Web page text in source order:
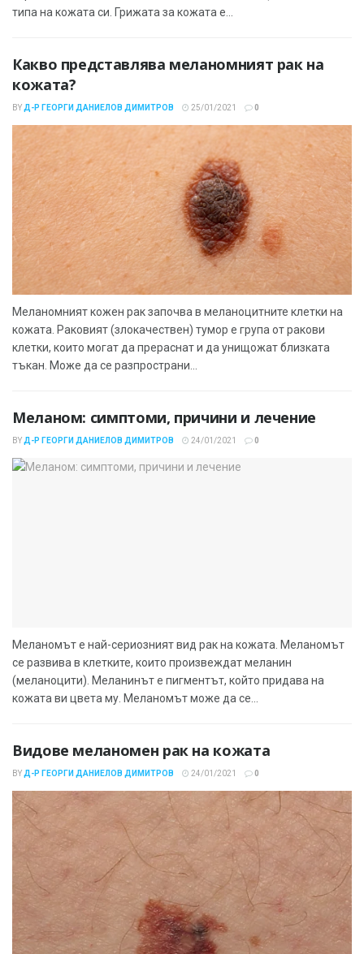
типа на кожата си. Грижата за кожата е...
Какво представлява меланомният рак на
кожата?
BY Д-Р ГЕОРГИ ДАНИЕЛОВ ДИМИТРОВ 25/01/2021 0
Меланомният кожен рак започва в меланоцитните клетки на
кожата. Раковият (злокачествен) тумор е група от ракови
клетки, които могат да прераснат и да унищожат близката
тъкан. Може да се разпространи...
Меланом: симптоми, причини и лечение
BY Д-Р ГЕОРГИ ДАНИЕЛОВ ДИМИТРОВ 24/01/2021 0
Меланомът е най-сериозният вид рак на кожата. Меланомът
се развива в клетките, които произвеждат меланин
(меланоцити). Меланинът е пигментът, който придава на
кожата ви цвета му. Меланомът може да се...
Видове меланомен рак на кожата
BY Д-Р ГЕОРГИ ДАНИЕЛОВ ДИМИТРОВ 24/01/2021 0